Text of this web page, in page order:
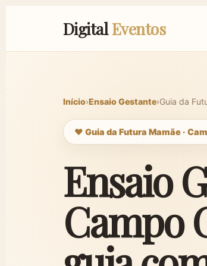
DigitalEventos
Início›Ensaio Gestante›Guia da
❤️ Guia da Futura Mamãe ·
Ensaio
Campo